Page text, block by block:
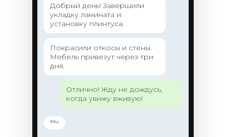
Добрый день! Завершили
укладку ламината и
установку плинтуса.
Покрасили откосы и стены.
Мебель привезут через три
дня.
Отлично! Жду не дождусь,
когда увижу вживую!